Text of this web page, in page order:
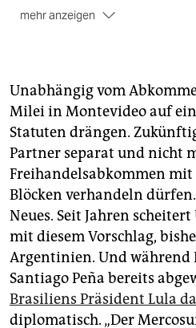
mehr anzeigen
Mercosur nach mehr als 20
auf ein
noch immer nicht ratifiziert
nicht in Kraft gesetzt ist.
tatsächlich umgesetzt
größten Freihandelszonen
Millionen Menschen
Die Hindernisse
Unter Brasiliens
Bolsonaro (2019–22)
Abholzung des Regenwalds
kommt der Gegenwind etwa
Unabhängig vom
Milei in Montevideo auf
Statuten drängen.
Partner separat und nicht
Freihandelsabkommen
Blöcken verhandeln
Neues. Seit Jahren
mit diesem Vorschlag,
Argentinien. Und während
Santiago Peña bereits
Brasiliens Präsident Lula
diplomatisch. „Der